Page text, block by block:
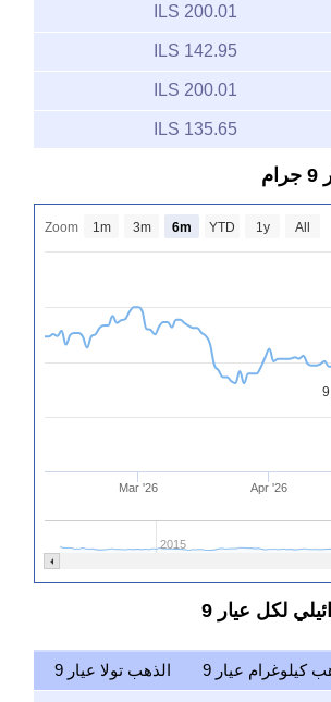
200.01 ILS
142.95 ILS
200.01 ILS
135.65 ILS
Mar '26 Apr '26
2015
Zoom 1m 3m 6m YTD 1y All
كيلوغرام عيار 9 الذهب تولا عيار 9